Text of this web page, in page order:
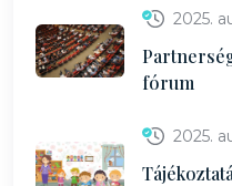
2025.
fórum
2025.